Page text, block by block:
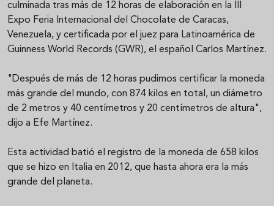
culminada tras más de 12 horas de elaboración en la III
Expo Feria Internacional del Chocolate de Caracas,
Venezuela, y certificada por el juez para Latinoamérica de
Guinness World Records (GWR), el español Carlos Martínez.
"Después de más de 12 horas pudimos certificar la moneda
más grande del mundo, con 874 kilos en total, un diámetro
de 2 metros y 40 centímetros y 20 centímetros de altura",
dijo a Efe Martínez.
Esta actividad batió el registro de la moneda de 658 kilos
que se hizo en Italia en 2012, que hasta ahora era la más
grande del planeta.